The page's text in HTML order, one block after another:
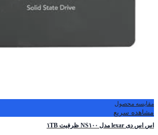
مقایسه محصول
مشاهده سریع
اس اس دی lexar مدل NS۱۰۰ ظرفیت ۱TB